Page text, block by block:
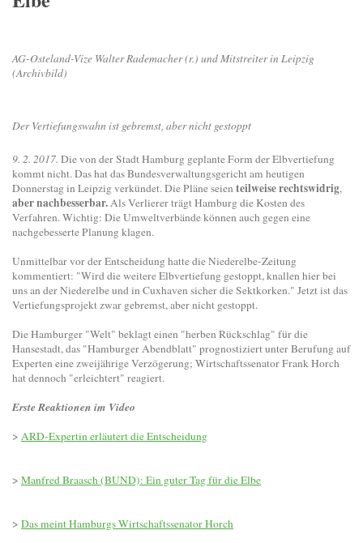
AG-Osteland-Vize Walter Rademacher (r.) und Mitstreiter in Leipzig
(Archivbild)
Der Vertiefungswahn ist gebremst, aber nicht gestoppt
9. 2. 2017. Die von der Stadt Hamburg geplante Form der Elbvertiefung
kommt nicht. Das hat das Bundesverwaltungsgericht am heutigen
Donnerstag in Leipzig verkündet. Die Pläne seien teilweise rechtswidrig,
aber nachbesserbar.Als Verlierer trägt Hamburg die Kosten des
Verfahren. Wichtig: Die Umweltverbände können auch gegen eine
nachgebesserte Planung klagen.
Unmittelbar vor der Entscheidung hatte die Niederelbe-Zeitung
kommentiert: "Wird die weitere Elbvertiefung gestoppt, knallen hier bei
uns an der Niederelbe und in Cuxhaven sicher die Sektkorken." Jetzt ist das
Vertiefungsprojekt zwar gebremst, aber nicht gestoppt.
Die Hamburger "Welt" beklagt einen "herben Rückschlag" für die
Hansestadt, das "Hamburger Abendblatt" prognostiziert unter Berufung auf
Experten eine zweijährige Verzögerung; Wirtschaftssenator Frank Horch
hat dennoch "erleichtert" reagiert.
Erste Reaktionen im Video
> ARD-Expertin erläutert die Entscheidung
> Manfred Braasch (BUND): Ein guter Tag für die Elbe
> Das meint Hamburgs Wirtschaftssenator Horch